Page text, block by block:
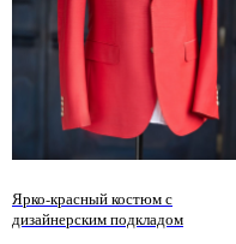
Ярко-красный костюм с
дизайнерским подкладом